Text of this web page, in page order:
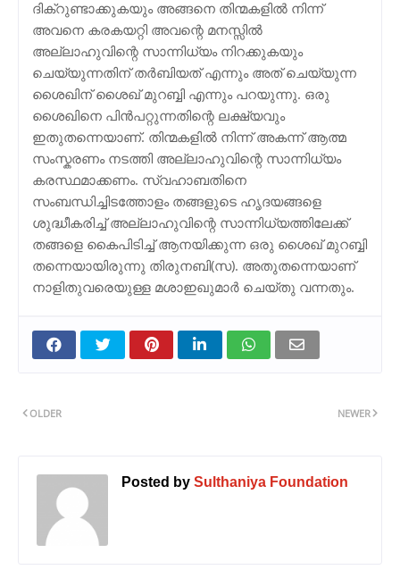
ദിക്റുണ്ടാക്കുകയും അങ്ങനെ തിന്മകളില്‍ നിന്ന്
അവനെ കരകയറ്റി അവന്റെ മനസ്സില്‍
അല്ലാഹുവിന്റെ സാന്നിധ്യം നിറക്കുകയും
ചെയ്യുന്നതിന് തര്‍ബിയത് എന്നും അത് ചെയ്യുന്ന
ശൈഖിന് ശൈഖ് മുറബ്ബി എന്നും പറയുന്നു. ഒരു
ശൈഖിനെ പിന്‍പറ്റുന്നതിന്റെ ലക്ഷ്യവും
ഇതുതന്നെയാണ്. തിന്മകളില്‍ നിന്ന് അകന്ന് ആത്മ
സംസ്കരണം നടത്തി അല്ലാഹുവിന്റെ സാന്നിധ്യം
കരസ്ഥമാക്കണം. സ്വഹാബതിനെ
സംബന്ധിച്ചിടത്തോളം തങ്ങളുടെ ഹൃദയങ്ങളെ
ശുദ്ധീകരിച്ച് അല്ലാഹുവിന്റെ സാന്നിധ്യത്തിലേക്ക്
തങ്ങളെ കൈപിടിച്ച് ആനയിക്കുന്ന ഒരു ശൈഖ് മുറബ്ബി
തന്നെയായിരുന്നു തിരുനബി(സ). അതുതന്നെയാണ്
നാളിതുവരെയുള്ള മശാഇഖുമാര്‍ ചെയ്തു വന്നതും.
NEWER
OLDER
Posted by Sulthaniya Foundation